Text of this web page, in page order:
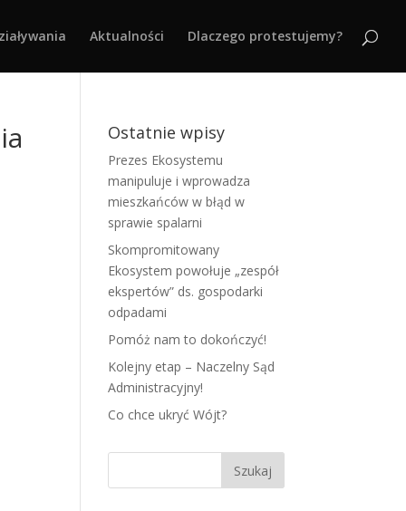
Aktualności Dlaczego protestujemy?
Ostatnie wpisy
Prezes Ekosystemu
manipuluje i wprowadza
mieszkańców w błąd w
sprawie spalarni
Skompromitowany
Ekosystem powołuje „zespół
ekspertów” ds. gospodarki
odpadami
Pomóż nam to dokończyć!
Kolejny etap – Naczelny Sąd
Administracyjny!
Co chce ukryć Wójt?